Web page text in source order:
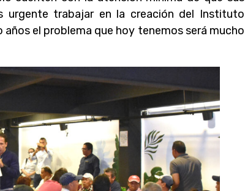
urgente trabajar en la creación del Instituto
el problema que hoy tenemos será mucho